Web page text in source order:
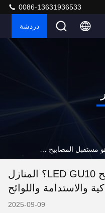
0086-13631936533
دردشة
ما هو مستقبل المصابيح LED GU10؟ المنازل
والاستدامة واللوائح
2025-09-09